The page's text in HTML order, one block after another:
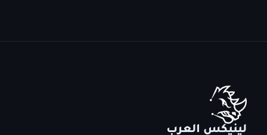
لينيكس العرب